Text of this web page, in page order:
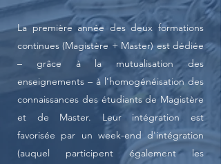
La première année des deux formations
continues (Magistère + Master) est dédiée
– grâce à la mutualisation des
enseignements – à l'homogénéisation des
connaissances des étudiants de Magistère
et de Master. Leur intégration est
favorisée par un week-end d'intégration
(auquel participent également les